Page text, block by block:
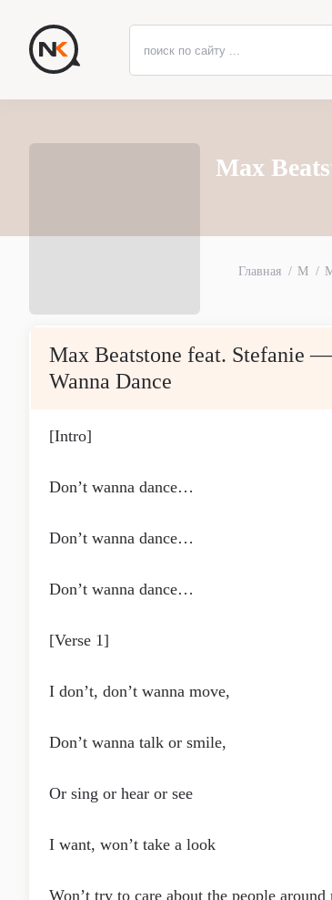
Max
Главная M
Max Beatstone feat. Stefanie
Wanna Dance
[Intro]
Don’t wanna dance…
Don’t wanna dance…
Don’t wanna dance…
[Verse 1]
I don’t, don’t wanna move,
Don’t wanna talk or smile,
Or sing or hear or see
I want, won’t take a look
Won’t try to care about the people around